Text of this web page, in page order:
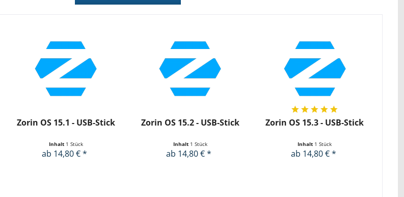
Zorin OS 15.1 - USB-Stick
Inhalt 1 Stück
ab 14,80 € *
Zorin OS 15.2 - USB-Stick
Inhalt 1 Stück
ab 14,80 € *
Zorin OS 15.3 - USB-Stick
Inhalt 1 Stück
ab 14,80 € *